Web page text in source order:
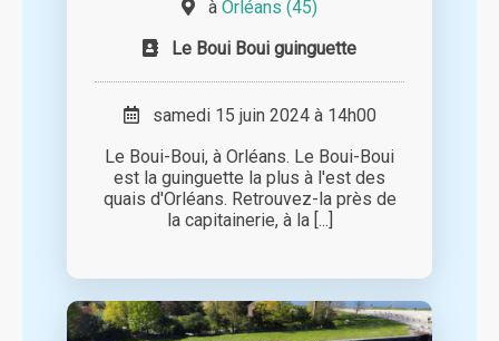
à Orléans (45)
Le Boui Boui guinguette
samedi 15 juin 2024 à 14h00
Le Boui-Boui, à Orléans. Le Boui-Boui
est la guinguette la plus à l'est des
quais d'Orléans. Retrouvez-la près de
la capitainerie, à la [...]